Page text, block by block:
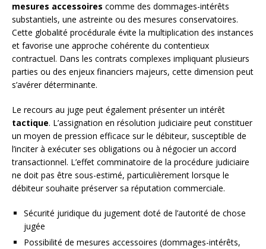
mesures accessoires comme des dommages-intérêts
substantiels, une astreinte ou des mesures conservatoires.
Cette globalité procédurale évite la multiplication des instances
et favorise une approche cohérente du contentieux
contractuel. Dans les contrats complexes impliquant plusieurs
parties ou des enjeux financiers majeurs, cette dimension peut
s’avérer déterminante.
Le recours au juge peut également présenter un intérêt
tactique. L’assignation en résolution judiciaire peut constituer
un moyen de pression efficace sur le débiteur, susceptible de
l’inciter à exécuter ses obligations ou à négocier un accord
transactionnel. L’effet comminatoire de la procédure judiciaire
ne doit pas être sous-estimé, particulièrement lorsque le
débiteur souhaite préserver sa réputation commerciale.
Sécurité juridique du jugement doté de l’autorité de chose
jugée
Possibilité de mesures accessoires (dommages-intérêts,